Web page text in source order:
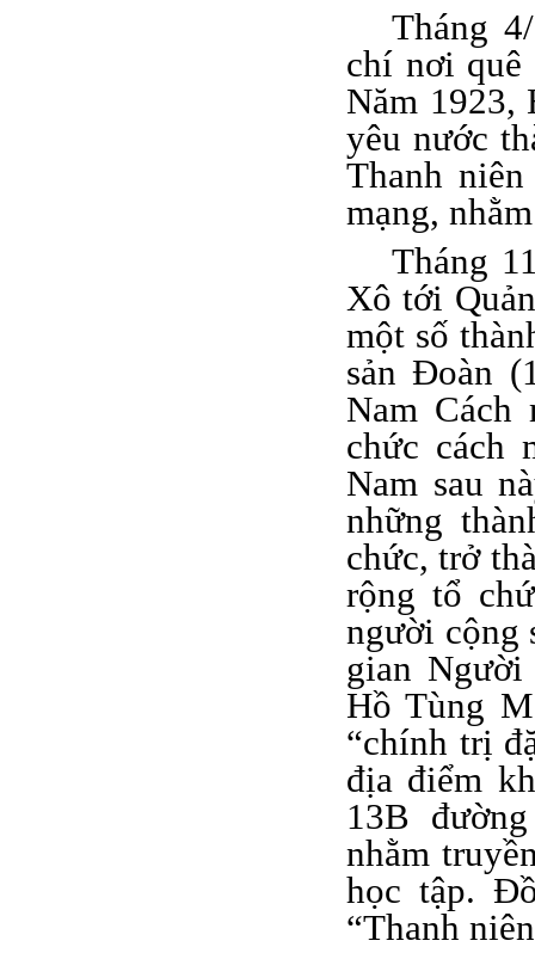
Tháng
chí nơi quê
Năm 1923,
yêu nước
Thanh
mạng,
Tháng
Xô tới
một số
sản Đoàn
Nam Cách
chức cách
Nam sau
những
chức, trở
rộng tổ
người cộng
gian
Hồ Tùng
“chính trị
địa điểm
13B
nhằm
học tập.
“Thanh